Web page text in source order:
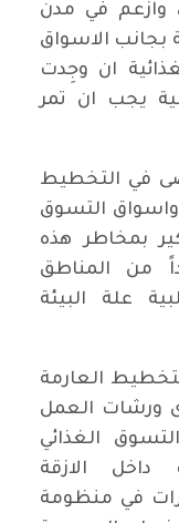
وازعم في مدن
بجانب الاسواق
ان وجِدت
يجب ان تمر
في التخطيط
واسواق التسوق
بمخاطر هذه
من المناطق
علة البيئة
العارمة
ورشات العمل
الغذائي
داخل الازقة
في منظومة